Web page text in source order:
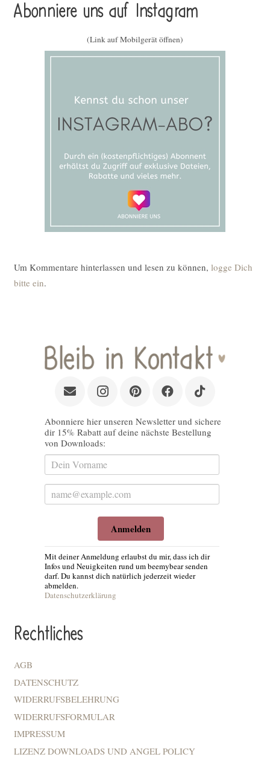
Abonniere uns auf Instagram
(Link auf Mobilgerät öffnen)
Um Kommentare hinterlassen und lesen zu können, logge Dich
bitte ein.
Abonniere hier unseren Newsletter und sichere
dir 15% Rabatt auf deine nächste Bestellung
von Downloads:
Anmelden
Mit deiner Anmeldung erlaubst du mir, dass ich dir
Infos und Neuigkeiten rund um beemybear senden
darf. Du kannst dich natürlich jederzeit wieder
abmelden.
Datenschutzerklärung
Rechtliches
AGB
DATENSCHUTZ
WIDERRUFSBELEHRUNG
WIDERRUFSFORMULAR
IMPRESSUM
LIZENZ DOWNLOADS UND ANGEL POLICY